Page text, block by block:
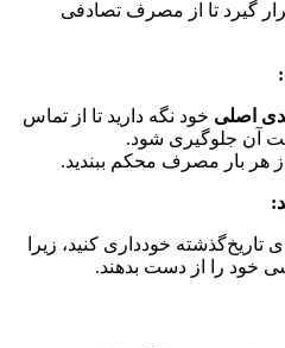
گیرد تا از مصرف تصادفی
اصلی خود نگه دارید تا از تماس
آن جلوگیری شود.
هر بار مصرف محکم ببندید.
خودداری کنید، زیرا
خود را از دست بدهند.